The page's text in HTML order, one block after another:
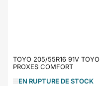
TOYO 205/55R16 91V TOYO
PROXES COMFORT
EN RUPTURE DE STOCK